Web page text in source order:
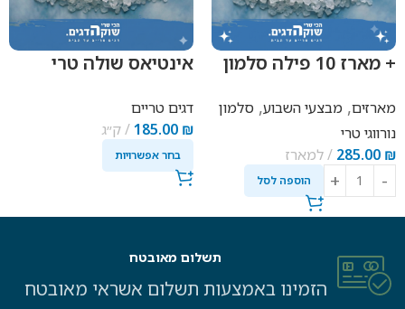
+ מארז 10 פילה סלמון
מארזים, מבצעי השבוע, סלמון
נורווגי טרי
285.00 ₪ למארז
הוספה לסל
אינטיאס שולה טרי
דגים טריים
185.00 ₪ ק״ג
בחר אפשרויות
תשלום מאובטח
הזמינו באמצעות תשלום אשראי מאובטח